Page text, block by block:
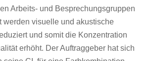
Arbeits- und Besprechungsgruppen
werden visuelle und akustische
und somit die Konzentration
erhöht. Der Auftraggeber hat sich